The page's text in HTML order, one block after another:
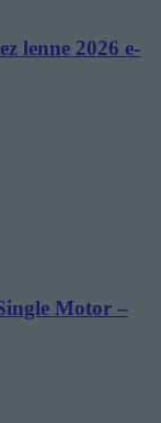
lenne 2026 e-
Motor –